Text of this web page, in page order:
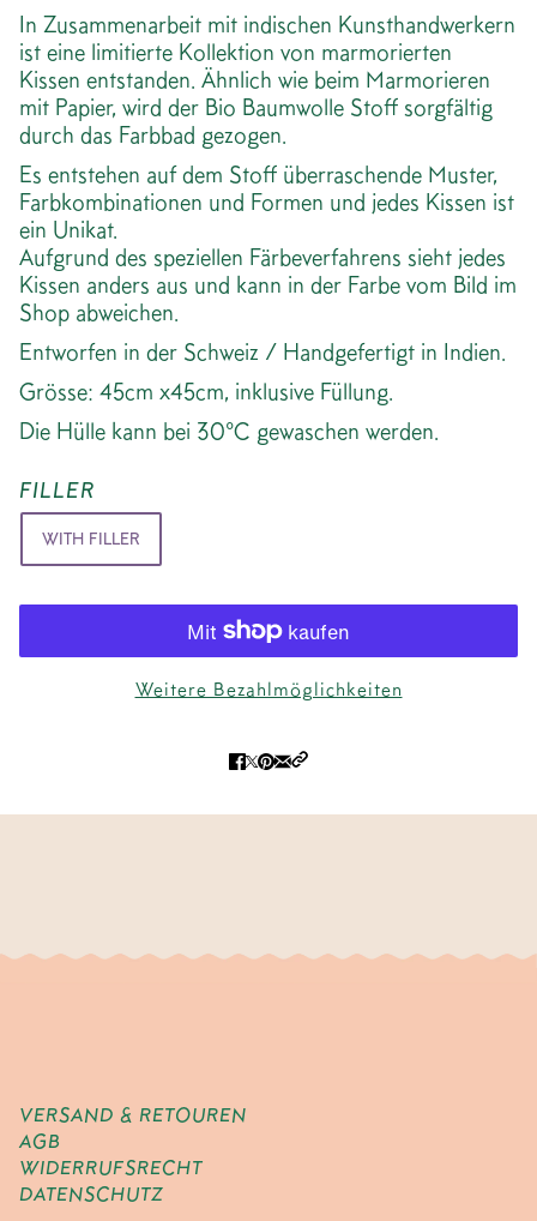
In Zusammenarbeit mit indischen Kunsthandwerkern
ist eine limitierte Kollektion von marmorierten
Kissen entstanden. Ähnlich wie beim Marmorieren
mit Papier, wird der Bio Baumwolle Stoff sorgfältig
durch das Farbbad gezogen.
Es entstehen auf dem Stoff überraschende Muster,
Farbkombinationen und Formen und jedes Kissen ist
ein Unikat.
Aufgrund des speziellen Färbeverfahrens sieht jedes
Kissen anders aus und kann in der Farbe vom Bild im
Shop abweichen.
Entworfen in der Schweiz / Handgefertigt in Indien.
Grösse: 45cm x45cm, inklusive Füllung.
Die Hülle kann bei 30°C gewaschen werden.
FILLER
WITH FILLER
Weitere Bezahlmöglichkeiten
VERSAND & RETOUREN
AGB
WIDERRUFSRECHT
DATENSCHUTZ